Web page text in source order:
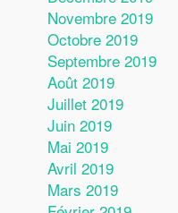
Novembre 2019
Octobre 2019
Septembre 2019
Août 2019
Juillet 2019
Juin 2019
Mai 2019
Avril 2019
Mars 2019